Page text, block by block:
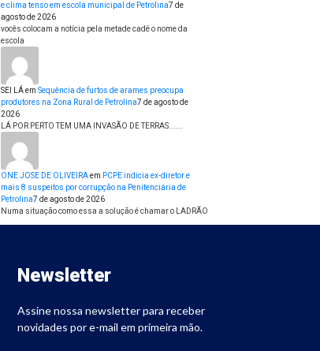
e clima tenso em escola municipal de Petrolina7 de
agosto de 2026
vocês colocam a notícia pela metade cadê o nome da
escola
SEI LÁem Sequência de furtos de arames preocupa
produtores na Zona Rural de Petrolina7 de agosto de
2026
LÁ POR PERTO TEM UMA INVASÃO DE TERRAS......
ONE JOSE DE OLIVEIRAem PCPE indicia ex-diretor e
mais 8 suspeitos por corrupção na Penitenciária de
Petrolina7 de agosto de 2026
Numa situação como essa a solução é chamar o LADRÃO
Newsletter
Assine nossa newsletter para receber
novidades por e-mail em primeira mão.